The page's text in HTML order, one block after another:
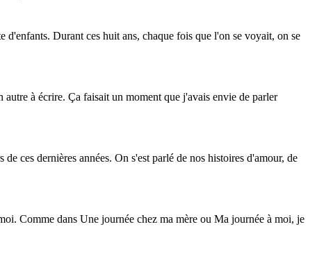
Durant ces huit ans, chaque fois que l'on se voyait, on se
à écrire. Ça faisait un moment que j'avais envie de parler
ces dernières années. On s'est parlé de nos histoires d'amour, de
Comme dans Une journée chez ma mère ou Ma journée à moi, je